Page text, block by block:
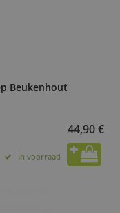
Beukenhout
44,90 €
In voorraad